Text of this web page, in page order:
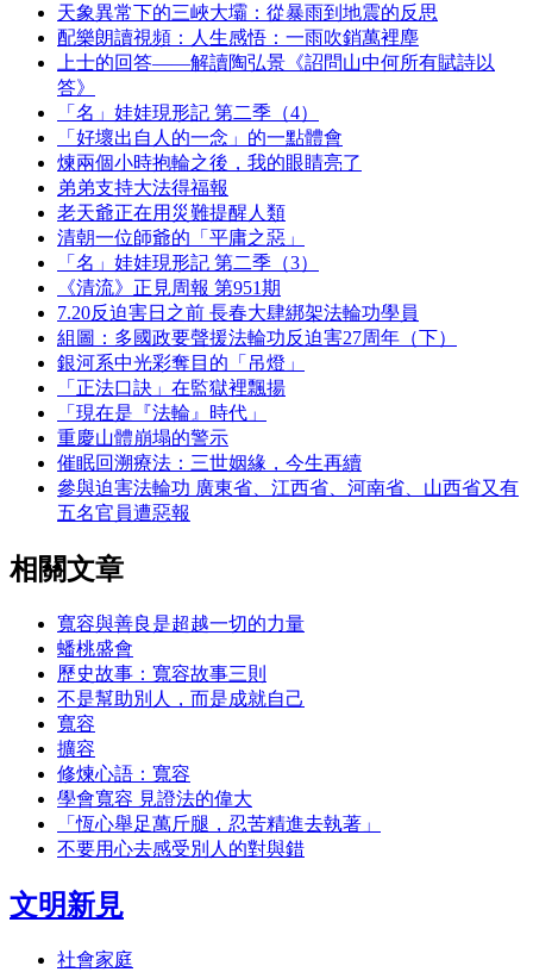
天象異常下的三峽大壩：從暴雨到地震的反思
配樂朗讀視頻：人生感悟：一雨吹銷萬裡塵
上士的回答——解讀陶弘景《詔問山中何所有賦詩以
答》
「名」娃娃現形記 第二季（4）
「好壞出自人的一念」的一點體會
煉兩個小時抱輪之後，我的眼睛亮了
弟弟支持大法得福報
老天爺正在用災難提醒人類
清朝一位師爺的「平庸之惡」
「名」娃娃現形記 第二季（3）
《清流》正見周報 第951期
7.20反迫害日之前 長春大肆綁架法輪功學員
組圖：多國政要聲援法輪功反迫害27周年（下）
銀河系中光彩奪目的「吊燈」
「正法口訣」在監獄裡飄揚
「現在是『法輪』時代」
重慶山體崩塌的警示
催眠回溯療法：三世姻緣，今生再續
參與迫害法輪功 廣東省、江西省、河南省、山西省又有
五名官員遭惡報
相關文章
寬容與善良是超越一切的力量
蟠桃盛會
歷史故事：寬容故事三則
不是幫助別人，而是成就自己
寬容
擴容
修煉心語：寬容
學會寬容 見證法的偉大
「恆心舉足萬斤腿，忍苦精進去執著」
不要用心去感受別人的對與錯
文明新見
社會家庭